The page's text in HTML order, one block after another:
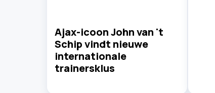
Ajax-icoon John van 't
Schip vindt nieuwe
internationale
trainersklus